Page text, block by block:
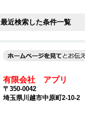
最近検索した条件一覧
有限会社 アプリ
〒350-0042
埼玉県川越市中原町2-10-2